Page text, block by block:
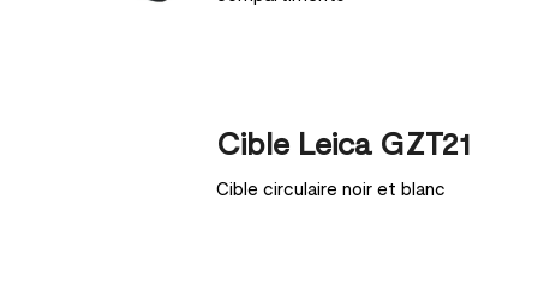
Cible Leica GZT21
Cible circulaire noir et blanc